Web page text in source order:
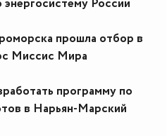
России
прошла отбор в
Миссис Мира
программу по
в Нарьян-Марский